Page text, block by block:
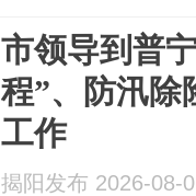
市领导到普
程”、防汛除
工作
揭阳发布 2026-08-